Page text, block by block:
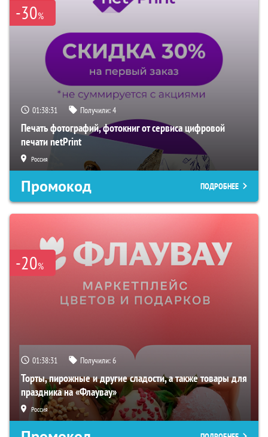
-30%
01:38:30 Получили:4
Печать фотографий, фотокниг от сервиса цифровой
печати netPrint
Россия
Промокод ПОДРОБНЕЕ
-20%
01:38:30 Получили:6
Торты, пирожные и другие сладости, а также товары для
праздника на «Флаувау»
Россия